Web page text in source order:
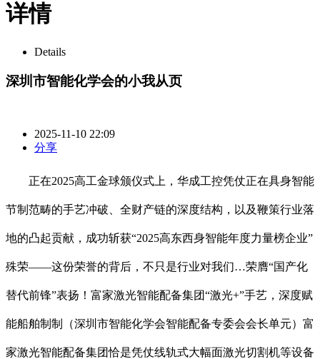
详情
Details
深圳市智能化学会的小我从页
2025-11-10 22:09
分享
正在2025高工金球颁仪式上，华成工控凭仗正在具身智能
节制范畴的手艺冲破、全财产链的深度结构，以及鞭策行业落
地的凸起贡献，成功斩获“2025高东西身智能年度力量榜企业”
殊荣——这份荣誉的背后，不只是行业对我们…荣膺“国产化
替代前锋”表扬！富家激光智能配备集团“激光+”手艺，深度赋
能船舶制制（深圳市智能化学会智能配备专委会会长单元）富
家激光智能配备集团恰是凭仗线轨式大幅面激光切割机等设备